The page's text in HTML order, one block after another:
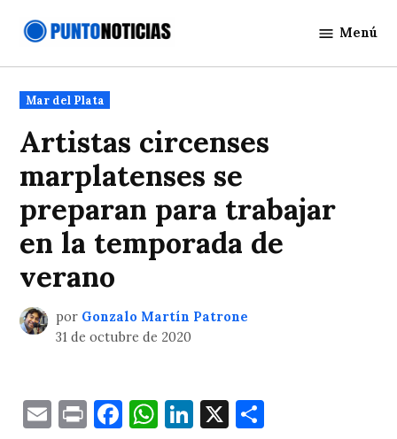
Noticias
Menú
Publicado
en
Mar del Plata
Artistas circenses
marplatenses se
preparan para trabajar
en la temporada de
verano
por Gonzalo Martín Patrone
31 de octubre de 2020
EmailPrintFacebook
WhatsApp
LinkedIn
X